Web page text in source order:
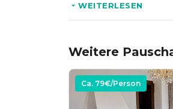
Neben der
Optional:
* Rahmenprogramm
WEITERLESEN
Weitere
Ca. 79€/Person